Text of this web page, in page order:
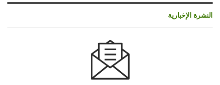
النشرة الإخبارية